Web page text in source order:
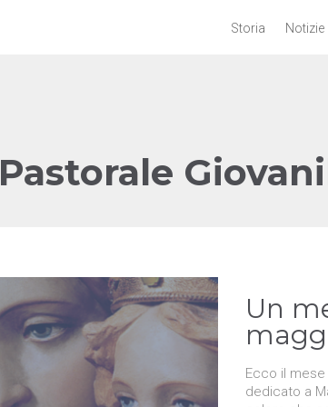
Storia Notizie
Pastorale
Un
Ecco il
dedicato a